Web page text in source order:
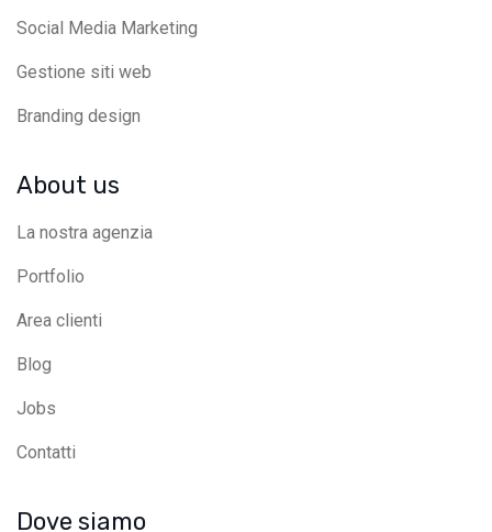
Social Media Marketing
Gestione siti web
Branding design
About us
La nostra agenzia
Portfolio
Area clienti
Blog
Jobs
Contatti
Dove siamo